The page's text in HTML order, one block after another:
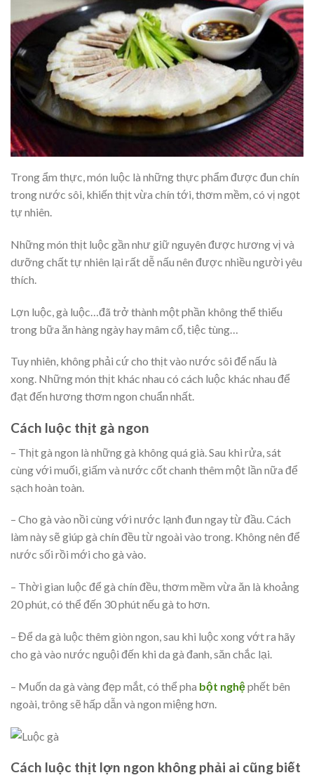
Trong ẩm thực, món luộc là những thực phẩm được đun chín
trong nước sôi, khiến thịt vừa chín tới, thơm mềm, có vị ngọt
tự nhiên.
Những món thịt luộc gần như giữ nguyên được hương vị và
dưỡng chất tự nhiên lại rất dễ nấu nên được nhiều người yêu
thích.
Lợn luộc, gà luộc…đã trở thành một phần không thể thiếu
trong bữa ăn hàng ngày hay mâm cổ, tiệc tùng…
Tuy nhiên, không phải cứ cho thịt vào nước sôi để nấu là
xong. Những món thịt khác nhau có cách luộc khác nhau để
đạt đến hương thơm ngon chuẩn nhất.
Cách luộc thịt gà ngon
– Thịt gà ngon là những gà không quá già. Sau khi rửa, sát
cùng với muối, giấm và nước cốt chanh thêm một lần nữa để
sạch hoàn toàn.
– Cho gà vào nồi cùng với nước lạnh đun ngay từ đầu. Cách
làm này sẽ giúp gà chín đều từ ngoài vào trong. Không nên để
nước sối rồi mới cho gà vào.
– Thời gian luộc để gà chín đều, thơm mềm vừa ăn là khoảng
20 phút, có thể đến 30 phút nếu gà to hơn.
– Để da gà luộc thêm giòn ngon, sau khi luộc xong vớt ra hãy
cho gà vào nước nguội đến khi da gà đanh, săn chắc lại.
– Muốn da gà vàng đẹp mắt, có thể pha bột nghệphết bên
ngoài, trông sẽ hấp dẫn và ngon miệng hơn.
Cách luộc thịt lợn ngon không phải ai cũng biết